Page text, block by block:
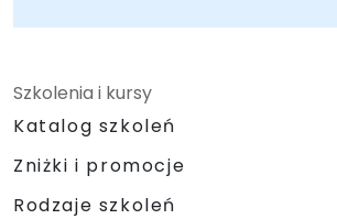
Szkolenia i kursy
Katalog szkoleń
Zniżki i promocje
Rodzaje szkoleń